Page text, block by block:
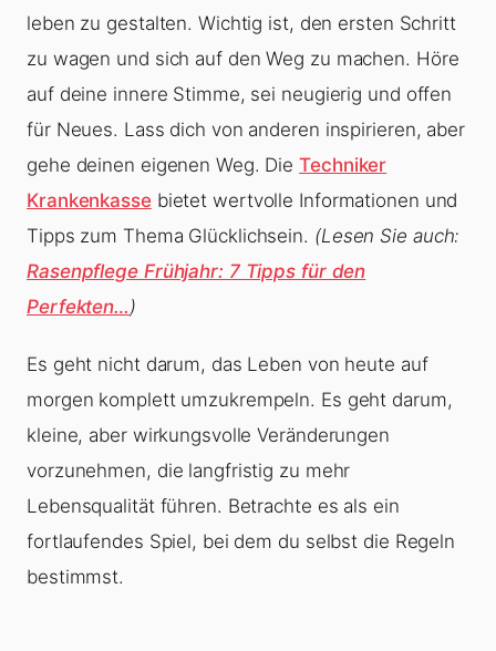
leben zu gestalten. Wichtig ist, den ersten Schritt
zu wagen und sich auf den Weg zu machen. Höre
auf deine innere Stimme, sei neugierig und offen
für Neues. Lass dich von anderen inspirieren, aber
gehe deinen eigenen Weg. DieTechniker
Krankenkassebietet wertvolle Informationen und
Tipps zum Thema Glücklichsein. (Lesen Sie auch:
Rasenpflege Frühjahr: 7 Tipps für den
Perfekten… )
Es geht nicht darum, das Leben von heute auf
morgen komplett umzukrempeln. Es geht darum,
kleine, aber wirkungsvolle Veränderungen
vorzunehmen, die langfristig zu mehr
Lebensqualität führen. Betrachte es als ein
fortlaufendes Spiel, bei dem du selbst die Regeln
bestimmst.